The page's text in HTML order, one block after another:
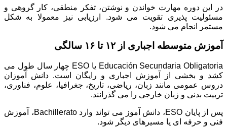
در این دوره مهارت خواندن و نوشتن، تفکر منطقی، کار گروهی و
مسئولیت پذیری تقویت می شود. ارزیابی نیز معمولا به شکل
مستمر انجام می شود.
آموزش متوسطه اجباری از ۱۲ تا ۱۶ سالگی
Educación Secundaria Obligatoria یا ESO چهار سال طول می
کشد و بخشی از آموزش اجباری و رایگان است. دانش آموزان
دروس عمومی مانند زبان، ریاضی، تاریخ، جغرافیا، علوم، فناوری،
تربیت بدنی و زبان خارجی را می گذرانند.
پس از پایان ESO، دانش آموز می تواند وارد Bachillerato، آموزش
فنی و حرفه ای یا مسیرهای دیگر شود.